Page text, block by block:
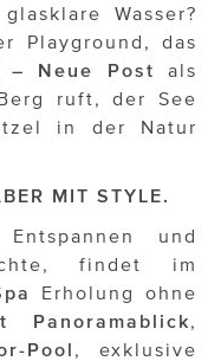
Wasser?
Playground, das
– Neue Post als
ruft, der See
in der Natur
MIT STYLE.
und
findet im
Erholung ohne
Panoramablick,
Pool , exklusive